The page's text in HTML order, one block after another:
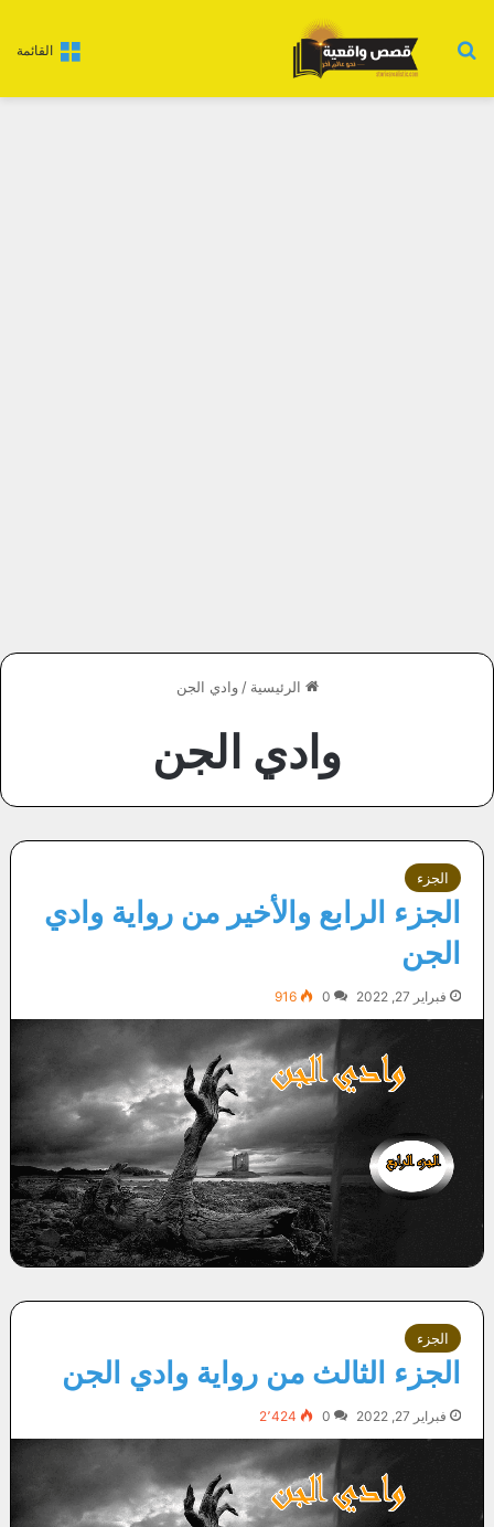
القائمة بحث عن
الرئيسية / وادي الجن
وادي الجن
الجزء
الجزء الرابع والأخير من رواية وادي
الجن
فبراير 27, 2022 0
916
الجزء
الجزء الثالث من رواية وادي الجن
فبراير 27, 2022 0 2٬424